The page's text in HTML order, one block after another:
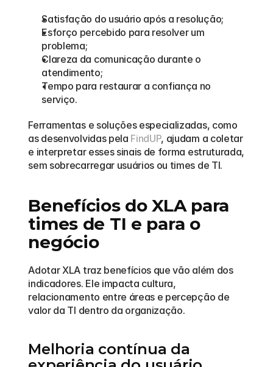
Satisfação do usuário após a resolução;
Esforço percebido para resolver um
problema;
Clareza da comunicação durante o
atendimento;
Tempo para restaurar a confiança no
serviço.
Ferramentas e soluções especializadas, como
as desenvolvidas pela FindUP, ajudam a coletar
e interpretar esses sinais de forma estruturada,
sem sobrecarregar usuários ou times de TI.
Benefícios do XLA para
times de TI e para o
negócio
Adotar XLA traz benefícios que vão além dos
indicadores. Ele impacta cultura,
relacionamento entre áreas e percepção de
valor da TI dentro da organização.
Melhoria contínua da